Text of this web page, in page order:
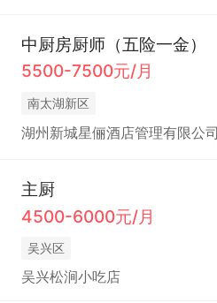
中厨房厨师（五险一金）
5500-7500元/月
南太湖新区
湖州新城星俪酒店管理有限公司
主厨
4500-6000元/月
吴兴区
吴兴松涧小吃店